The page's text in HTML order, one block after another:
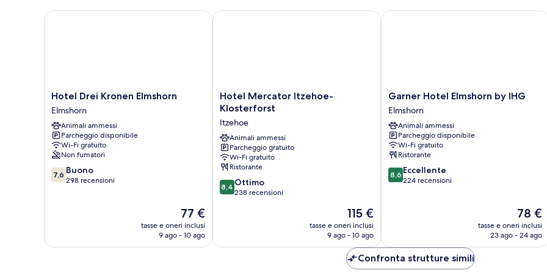
Hotel
Drei
Kronen
Elmshorn
Elmshorn
Hotel Drei Kronen Elmshorn
Elmshorn
Animali ammessi
Parcheggio disponibile
Wi-Fi gratuito
Non fumatori
7.6
su
7,6 Buono
298 recensioni
Il
prezzo
attuale
77 €
tasse e oneri inclusi
9 ago - 10 ago
Hotel Drei Kronen Elmshorn
Hotel
Mercator
Klosterforst
Itzehoe
Hotel Mercator Itzehoe-
Klosterforst
Itzehoe
Animali ammessi
Parcheggio gratuito
Wi-Fi gratuito
Ristorante
8.4
su
8,4 Ottimo
238 recensioni
Il
prezzo
attuale
115 €
115 €
tasse e oneri inclusi
9 ago - 10 ago
Hotel Mercator Itzehoe-Klosterforst
Garner
Hotel
Elmshorn
by
IHG
Elmshorn
Garner Hotel Elmshorn by IHG
Elmshorn
Animali ammessi
Parcheggio disponibile
Wi-Fi gratuito
Ristorante
8.6
su
8,6 Eccellente
224 recensioni
Il
prezzo
attuale
78 €
tasse e oneri inclusi
23 ago - 24 ago
Garner Hotel Elmshorn by IHG
Confronta strutture simili